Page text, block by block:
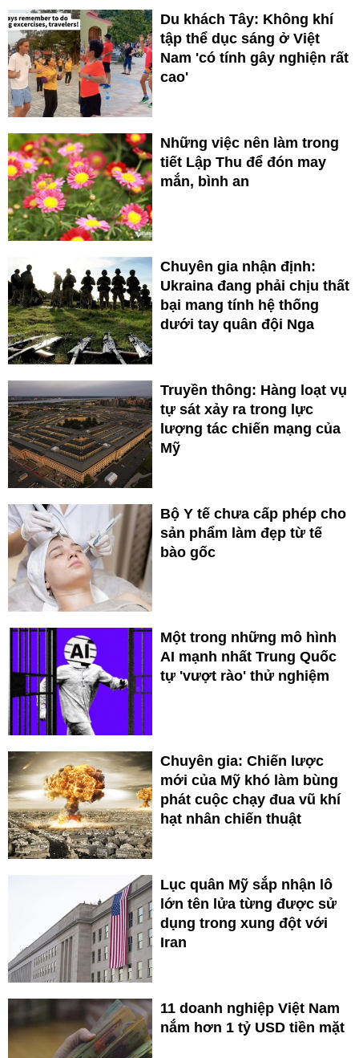
Du khách Tây: Không khí
tập thể dục sáng ở Việt
Nam 'có tính gây nghiện rất
cao'
Những việc nên làm trong
tiết Lập Thu để đón may
mắn, bình an
Chuyên gia nhận định:
Ukraina đang phải chịu thất
bại mang tính hệ thống
dưới tay quân đội Nga
Truyền thông: Hàng loạt vụ
tự sát xảy ra trong lực
lượng tác chiến mạng của
Mỹ
Bộ Y tế chưa cấp phép cho
sản phẩm làm đẹp từ tế
bào gốc
Một trong những mô hình
AI mạnh nhất Trung Quốc
tự 'vượt rào' thử nghiệm
Chuyên gia: Chiến lược
mới của Mỹ khó làm bùng
phát cuộc chạy đua vũ khí
hạt nhân chiến thuật
Lục quân Mỹ sắp nhận lô
lớn tên lửa từng được sử
dụng trong xung đột với
Iran
11 doanh nghiệp Việt Nam
nắm hơn 1 tỷ USD tiền mặt